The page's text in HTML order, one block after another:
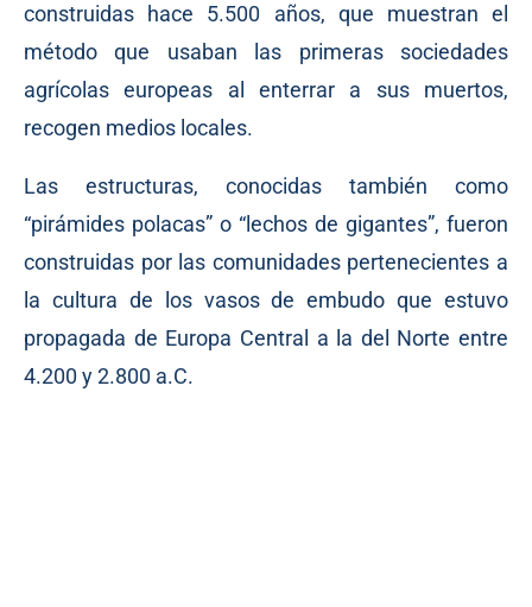
construidas hace 5.500 años, que muestran el
método que usaban las primeras sociedades
agrícolas europeas al enterrar a sus muertos,
recogen medios locales.
Las estructuras, conocidas también como
“pirámides polacas” o “lechos de gigantes”, fueron
construidas por las comunidades pertenecientes a
la cultura de los vasos de embudo que estuvo
propagada de Europa Central a la del Norte entre
4.200 y 2.800 a.C.